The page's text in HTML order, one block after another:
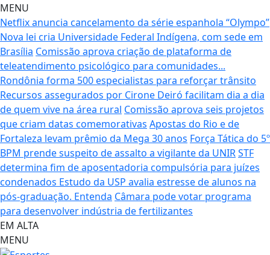
MENU
Netflix anuncia cancelamento da série espanhola “Olympo”
Nova lei cria Universidade Federal Indígena, com sede em
Brasília Comissão aprova criação de plataforma de
teleatendimento psicológico para comunidades...
Rondônia forma 500 especialistas para reforçar trânsito
Recursos assegurados por Cirone Deiró facilitam dia a dia
de quem vive na área rural Comissão aprova seis projetos
que criam datas comemorativas Apostas do Rio e de
Fortaleza levam prêmio da Mega 30 anos Força Tática do 5º
BPM prende suspeito de assalto a vigilante da UNIRSTF
determina fim de aposentadoria compulsória para juízes
condenados Estudo da USP avalia estresse de alunos na
pós-graduação. Entenda Câmara pode votar programa
para desenvolver indústria de fertilizantes
EM ALTA
MENU